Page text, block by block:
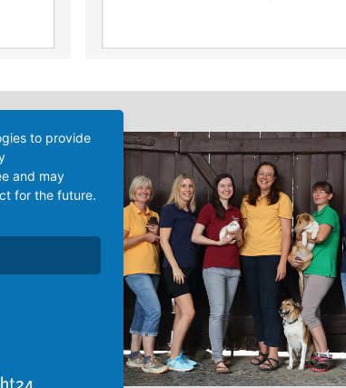
to provide
and may
for the future.